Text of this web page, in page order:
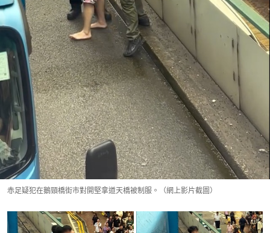
赤足疑犯在鵝頸橋街市對開堅拿道天橋被制服。（網上影片截圖）